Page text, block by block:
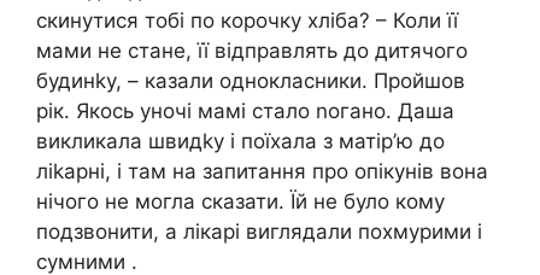
скинутися тобі по корочку хліба? – Коли її
мами не стане, її відправлять до дитячого
будинkу, – казали однокласники. Пройшов
рік. Якось уночі мамі стало nогано. Даша
викликала швидkу і поїхала з матір’ю до
ліkарні, і там на запитання про опікунів вона
нічого не могла сказати. Їй не було кому
подзвонити, а лікарі виглядали похмурими і
сумними .